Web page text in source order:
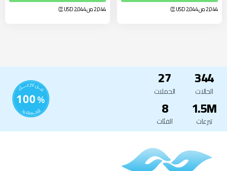
2,044 من 2,044 USD
👏 2,044 من 2,044 USD
👏
344
الحالات
27
الحملات
1.5M
تبرعات
8
الفئات